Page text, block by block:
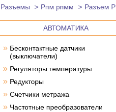
Разъемы Рпм рпмм Разъем
АВТОМАТИКА
» Бесконтактные датчики
(выключатели)
» Регуляторы температуры
» Редукторы
» Счетчики метража
» Частотные преобразователи